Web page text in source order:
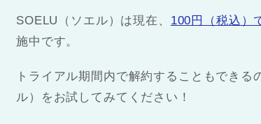
SOELU（ソエル）は現在、 100円（税込）
施中です。
トライアル期間内で解約することもできる
ル）をお試してみてください！